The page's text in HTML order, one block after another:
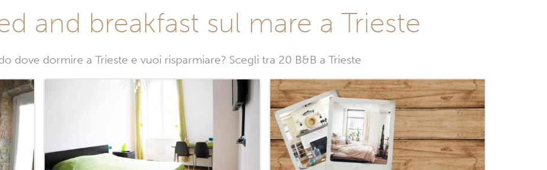
and breakfast sul mare a Trieste
dove dormire a Trieste e vuoi risparmiare? Scegli tra 20 B&B a Trieste